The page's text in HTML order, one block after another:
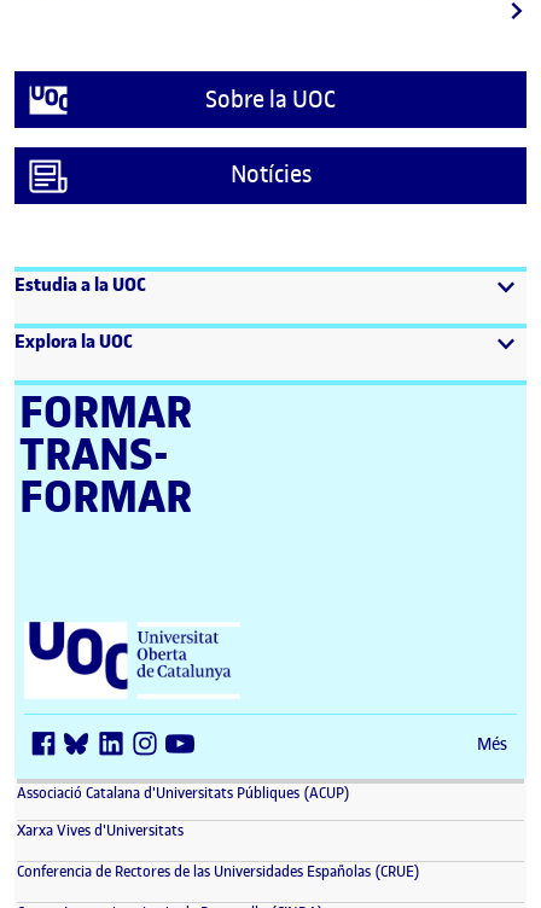
Sobre la UOC
Notícies
Estudia a la UOC
Explora la UOC
FORMAR
TRANS­
FORMAR
Universitat Oberta de Catalunya (UOC)
Més
Associació Catalana d'Universitats Públiques (ACUP)
Xarxa Vives d'Universitats(s'obre en una finestra nova)
Conferencia de Rectores de las Universidades Españolas (CRUE)